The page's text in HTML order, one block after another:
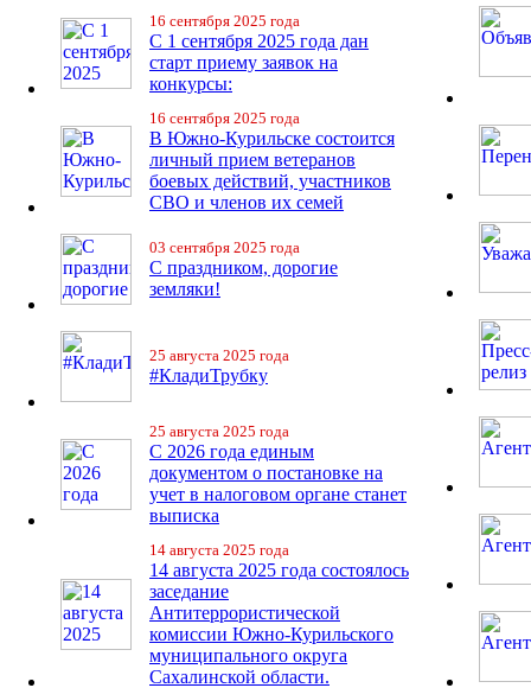
16 сентября 2025 года
С 1 сентября 2025 года дан
старт приему заявок на
конкурсы:
16 сентября 2025 года
В Южно-Курильске состоится
личный прием ветеранов
боевых действий, участников
СВО и членов их семей
03 сентября 2025 года
С праздником, дорогие
земляки!
25 августа 2025 года
#КладиТрубку
25 августа 2025 года
С 2026 года единым
документом о постановке на
учет в налоговом органе станет
выписка
14 августа 2025 года
14 августа 2025 года состоялось
заседание
Антитеррористической
комиссии Южно-Курильского
муниципального округа
Сахалинской области.